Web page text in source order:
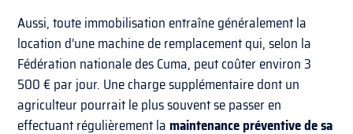
Aussi, toute immobilisation entraîne généralement la
location d’une machine de remplacement qui, selon la
Fédération nationale des Cuma, peut coûter environ 3
500 € par jour. Une charge supplémentaire dont un
agriculteur pourrait le plus souvent se passer en
effectuant régulièrement la maintenance préventive de sa